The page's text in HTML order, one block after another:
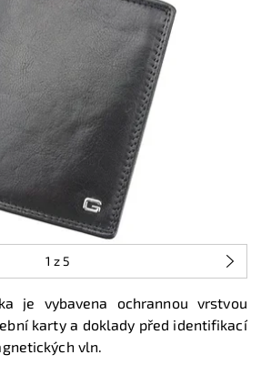
1 z 5
je vybavena ochrannou vrstvou
karty a doklady před identifikací
vln.